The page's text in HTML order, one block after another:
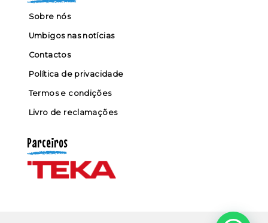
Sobre nós
Umbigos nas notícias
Contactos
Política de privacidade
Termos e condições
Livro de reclamações
Parceiros